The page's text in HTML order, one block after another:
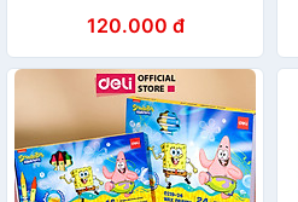
Crayon My Mickey Shop
120.000 đ